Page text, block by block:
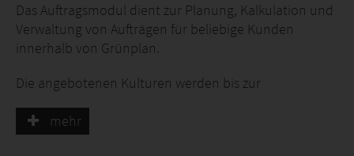
Das Auftragsmodul dient zur Planung, Kalkulation und
Verwaltung von Aufträgen für beliebige Kunden
innerhalb von Grünplan.
Die angebotenen Kulturen werden bis zur
Produktionsplanung verwaltet und erst bei
Auftragserteilung in die Planung übernommen.
mehr